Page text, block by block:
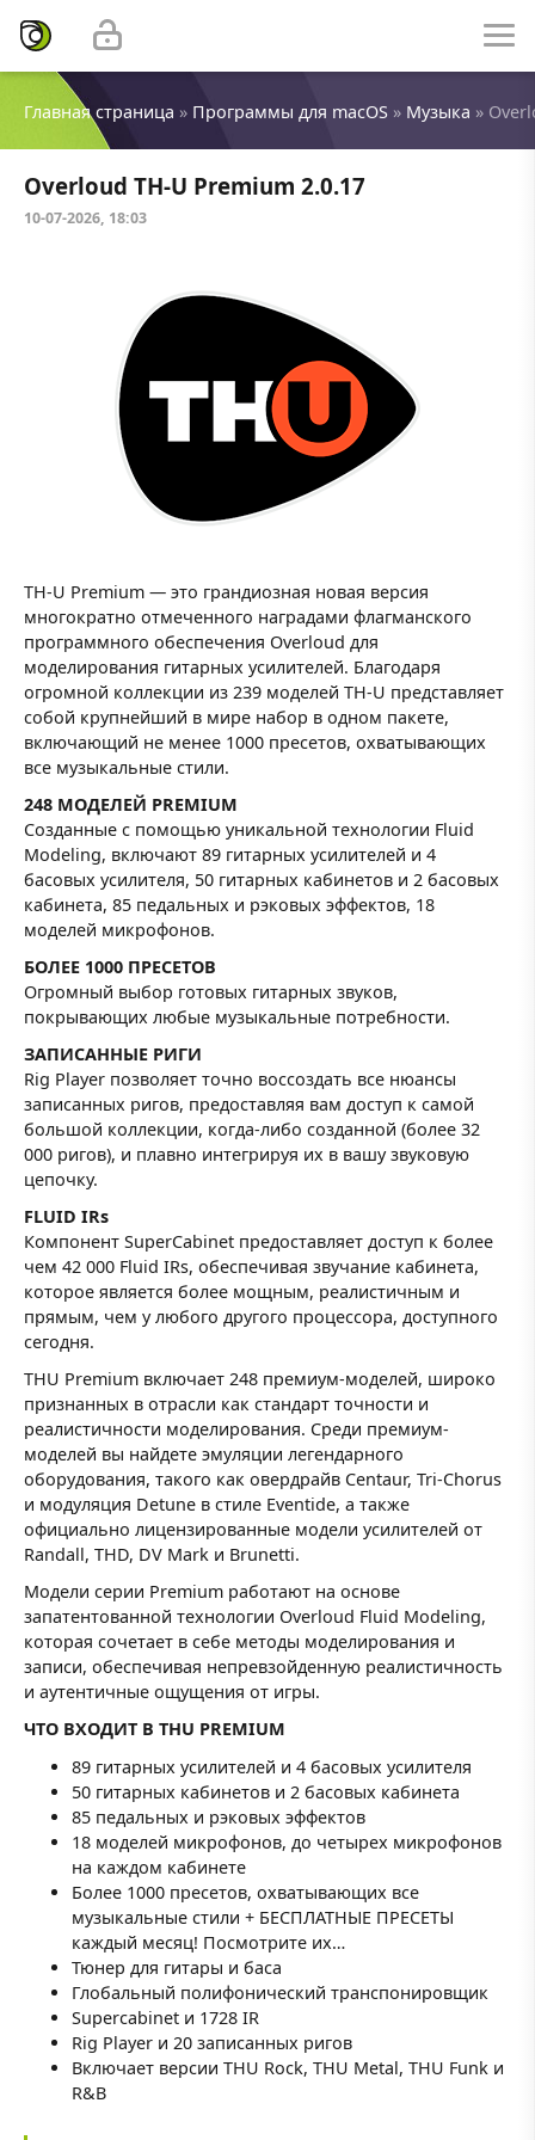
Главная страница » Программы для macOS » Музыка »
Overloud TH-U Premium 2.0.17
10-07-2026, 18:03
TH-U Premium — это грандиозная новая версия
многократно отмеченного наградами флагманского
программного обеспечения Overloud для
моделирования гитарных усилителей. Благодаря
огромной коллекции из 239 моделей TH-U представляет
собой крупнейший в мире набор в одном пакете,
включающий не менее 1000 пресетов, охватывающих
все музыкальные стили.
248 МОДЕЛЕЙ PREMIUM
Созданные с помощью уникальной технологии Fluid
Modeling, включают 89 гитарных усилителей и 4
басовых усилителя, 50 гитарных кабинетов и 2 басовых
кабинета, 85 педальных и рэковых эффектов, 18
моделей микрофонов.
БОЛЕЕ 1000 ПРЕСЕТОВ
Огромный выбор готовых гитарных звуков,
покрывающих любые музыкальные потребности.
ЗАПИСАННЫЕ РИГИ
Rig Player позволяет точно воссоздать все нюансы
записанных ригов, предоставляя вам доступ к самой
большой коллекции, когда-либо созданной (более 32
000 ригов), и плавно интегрируя их в вашу звуковую
цепочку.
FLUID IRs
Компонент SuperCabinet предоставляет доступ к более
чем 42 000 Fluid IRs, обеспечивая звучание кабинета,
которое является более мощным, реалистичным и
прямым, чем у любого другого процессора, доступного
сегодня.
THU Premium включает 248 премиум-моделей, широко
признанных в отрасли как стандарт точности и
реалистичности моделирования. Среди премиум-
моделей вы найдете эмуляции легендарного
оборудования, такого как овердрайв Centaur, Tri-Chorus
и модуляция Detune в стиле Eventide, а также
официально лицензированные модели усилителей от
Randall, THD, DV Mark и Brunetti.
Модели серии Premium работают на основе
запатентованной технологии Overloud Fluid Modeling,
которая сочетает в себе методы моделирования и
записи, обеспечивая непревзойденную реалистичность
и аутентичные ощущения от игры.
ЧТО ВХОДИТ В THU PREMIUM
89 гитарных усилителей и 4 басовых усилителя
50 гитарных кабинетов и 2 басовых кабинета
85 педальных и рэковых эффектов
18 моделей микрофонов, до четырех микрофонов
на каждом кабинете
Более 1000 пресетов, охватывающих все
музыкальные стили + БЕСПЛАТНЫЕ ПРЕСЕТЫ
каждый месяц! Посмотрите их…
Тюнер для гитары и баса
Глобальный полифонический транспонировщик
Supercabinet и 1728 IR
Rig Player и 20 записанных ригов
Включает версии THU Rock, THU Metal, THU Funk и
R&B